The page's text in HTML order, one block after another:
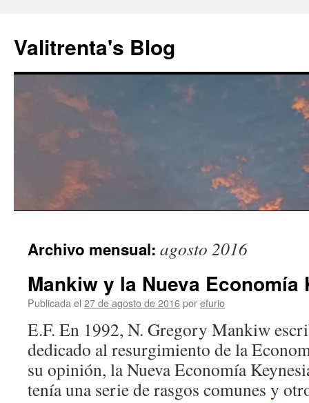
contenido
Valitrenta's Blog
Archivo mensual: agosto 2016
Mankiw y la Nueva Economía
Publicada el 27 de agosto de 2016porefurio
E.F. En 1992, N. Gregory Mankiw
dedicado al resurgimiento de la
su opinión, la Nueva Economía
tenía una serie de rasgos comunes y